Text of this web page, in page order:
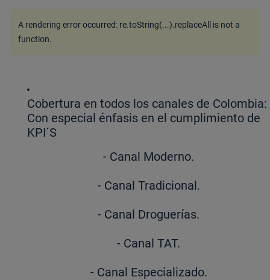
A rendering error occurred: re.toString(...).replaceAll is not a
function.
Cobertura en todos los canales de Colombia:
Con especial énfasis en el cumplimiento de
KPI´S
- Canal Moderno.
- Canal Tradicional.
- Canal Droguerías.
- Canal TAT.
- Canal Especializado.